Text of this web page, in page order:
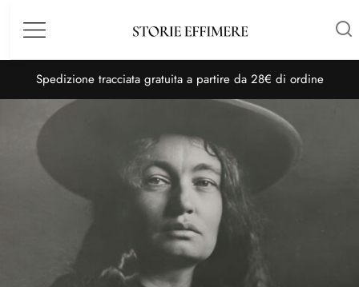
Menù
Spedizione tracciata gratuita a partire da 28€ di ordine